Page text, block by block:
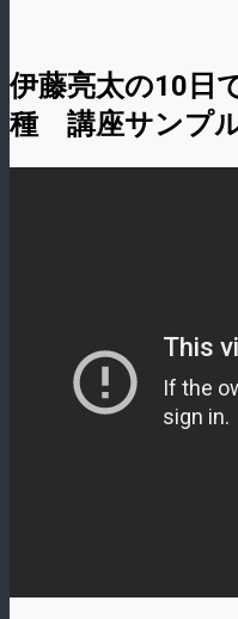
伊藤亮太の10日
種 講座サンプ